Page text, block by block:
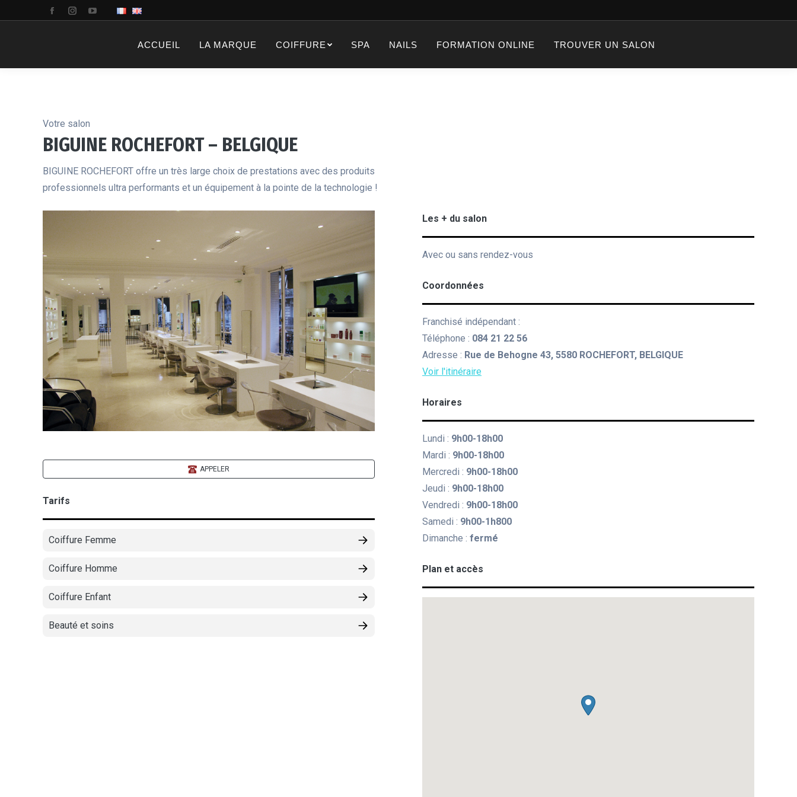
La
fenêtre
La
fenêtre
La
fenêtre
ACCUEIL LA MARQUE COIFFURE SPA NAILS FORMATION ONLINE TROUVER UN SALON
Votre salon
BIGUINE ROCHEFORT – BELGIQUE
BIGUINE ROCHEFORT offre un très large choix de prestations avec des produits
professionnels ultra performants et un équipement à la pointe de la technologie !
APPELER
Tarifs
Coiffure Femme
Coiffure Homme
Coiffure Enfant
Beauté et soins
Les + du salon
Avec ou sans rendez-vous
Coordonnées
Franchisé indépendant :
Téléphone : 084 21 22 56
Adresse : Rue de Behogne 43, 5580 ROCHEFORT, BELGIQUE
Voir l'itinéraire
Horaires
Lundi : 9h00-18h00
Mardi : 9h00-18h00
Mercredi : 9h00-18h00
Jeudi : 9h00-18h00
Vendredi : 9h00-18h00
Samedi : 9h00-1h800
Dimanche : fermé
Plan et accès